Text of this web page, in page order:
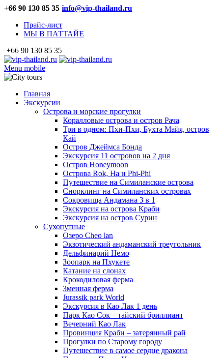
+66 90 130 85 35 info@vip-thailand.ru
Прайс-лист
МЫ В ПАТТАЙЕ
+66 90 130 85 35
Menu mobile
Главная
Экскурсии
Острова и морские прогулки
Коралловые острова и остров Рача
Три в одном: Пхи-Пхи, Бухта Майя, остров
Кай
Остров Джеймса Бонда
Экскурсия 11 островов на 2 дня
Остров Honeymoon
Острова Rok, Ha и Phi-Phi
Путешествие на Симиланские острова
Снорклинг на Симиланских островах
Сокровища Андамана 3 в 1
Экскурсия на острова Краби
Экскурсия на остров Сурин
Сухопутные
Озеро Cheo lan
Экзотический андаманский треугольник
Дельфинарий Немо
Зоопарк на Пхукете
Катание на слонах
Крокодиловая ферма
Змеиная ферма
Jurassik park World
Экскурсия в Као Лак 1 день
Парк Као Сок – тайский бриллиант
Вечерний Као Лак
Провинция Краби – затерянный рай
Прогулки по Старому городу
Путешествие в самое сердце дракона